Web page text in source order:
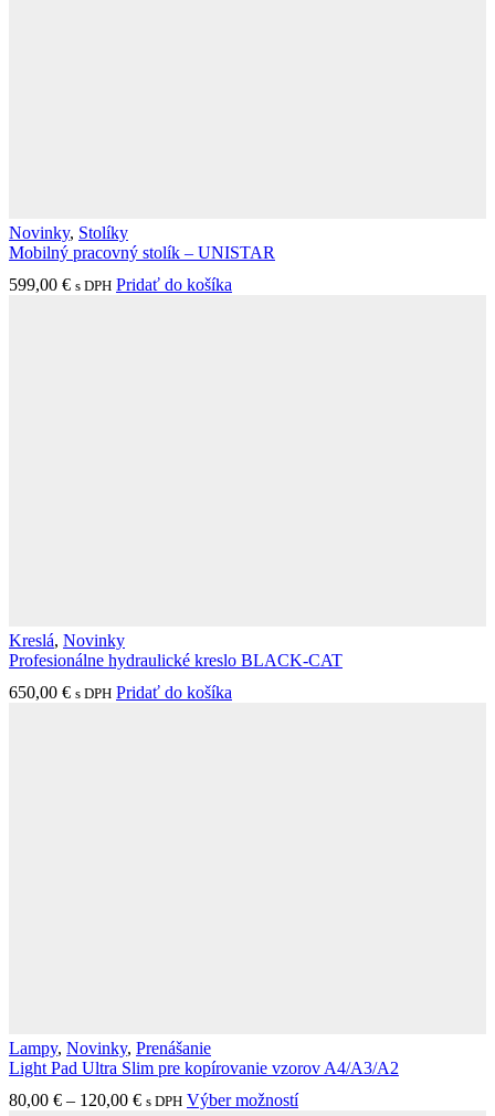
Novinky, Stolíky
Mobilný pracovný stolík – UNISTAR
599,00 € s DPH Pridať do košíka
Kreslá, Novinky
Profesionálne hydraulické kreslo BLACK-CAT
650,00 € s DPH Pridať do košíka
Lampy, Novinky, Prenášanie
Light Pad Ultra Slim pre kopírovanie vzorov A4/A3/A2
80,00 € – 120,00 €Price
s DPH Výber možnostíTento